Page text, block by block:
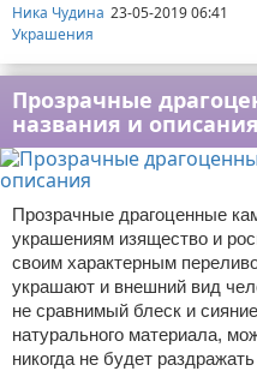
Ника Чудина 23-05-2019 06:41
Украшения
Прозрачные
названия и описания
Прозрачные драгоценные
украшениям изящество и
своим характерным
украшают и внешний вид
не сравнимый блеск и
натурального материала,
никогда не будет